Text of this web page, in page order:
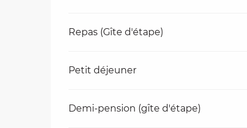
Repas (Gîte d'étape)
Petit déjeuner
Demi-pension (gîte d'étape)